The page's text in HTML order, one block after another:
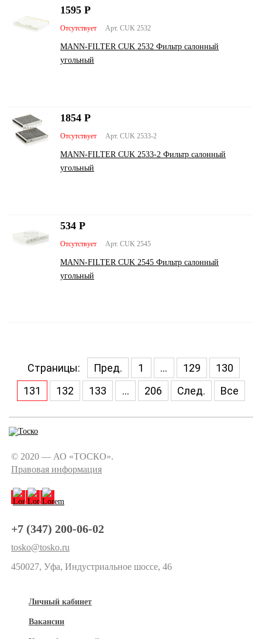
Арт. CUK 2532
Отсутствует
MANN-FILTER CUK 2532 Фильтр салонный
угольный
1595 Р
Арт. CUK 2533-2
Отсутствует
MANN-FILTER CUK 2533-2 Фильтр салонный
угольный
1854 Р
Арт. CUK 2545
Отсутствует
MANN-FILTER CUK 2545 Фильтр салонный
угольный
534 Р
Страницы: Пред. 1 ... 129
130
131
132 133 ... 206 След. Все
© 2020 — АО «ТОСКО».
Правовая информация
+7 (347) 200-06-02
tosko@tosko.ru
450027, Уфа, Индустриальное шоссе, 46
Личный кабинет
Вакансии